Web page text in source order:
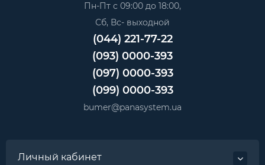
Пн-Пт с 09:00 до 18:00,
Сб, Вс- выходной
(044) 221-77-22
(093) 0000-393
(097) 0000-393
(099) 0000-393
bumer@panasystem.ua
Личный кабинет